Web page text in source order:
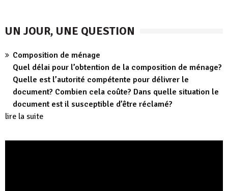
UN JOUR, UNE QUESTION
Composition de ménage
Quel délai pour l’obtention de la composition de ménage?
Quelle est l’autorité compétente pour délivrer le
document? Combien cela coûte? Dans quelle situation le
document est il susceptible d’être réclamé?
lire la suite